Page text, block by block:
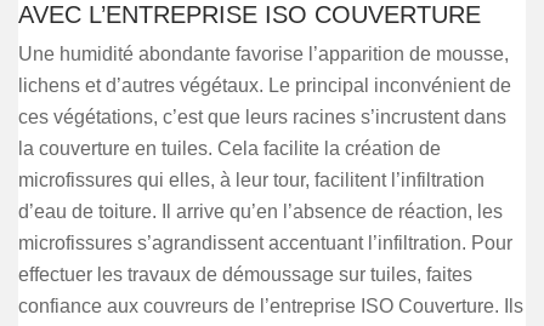
AVEC L’ENTREPRISE ISO COUVERTURE
Une humidité abondante favorise l’apparition de mousse,
lichens et d’autres végétaux. Le principal inconvénient de
ces végétations, c’est que leurs racines s’incrustent dans
la couverture en tuiles. Cela facilite la création de
microfissures qui elles, à leur tour, facilitent l’infiltration
d’eau de toiture. Il arrive qu’en l’absence de réaction, les
microfissures s’agrandissent accentuant l’infiltration. Pour
effectuer les travaux de démoussage sur tuiles, faites
confiance aux couvreurs de l’entreprise ISO Couverture. Ils